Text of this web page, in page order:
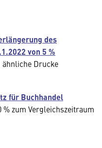
des
von 5 %
Drucke
für Buchhandel
% zum Vergleichszeitraum